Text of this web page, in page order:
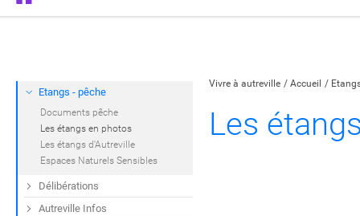
Vivre à autreville Accueil
Les
Etangs - pêche
Documents pêche
Les étangs en photos
Les étangs d'Autreville
Espaces Naturels Sensibles
Délibérations
Autreville Infos